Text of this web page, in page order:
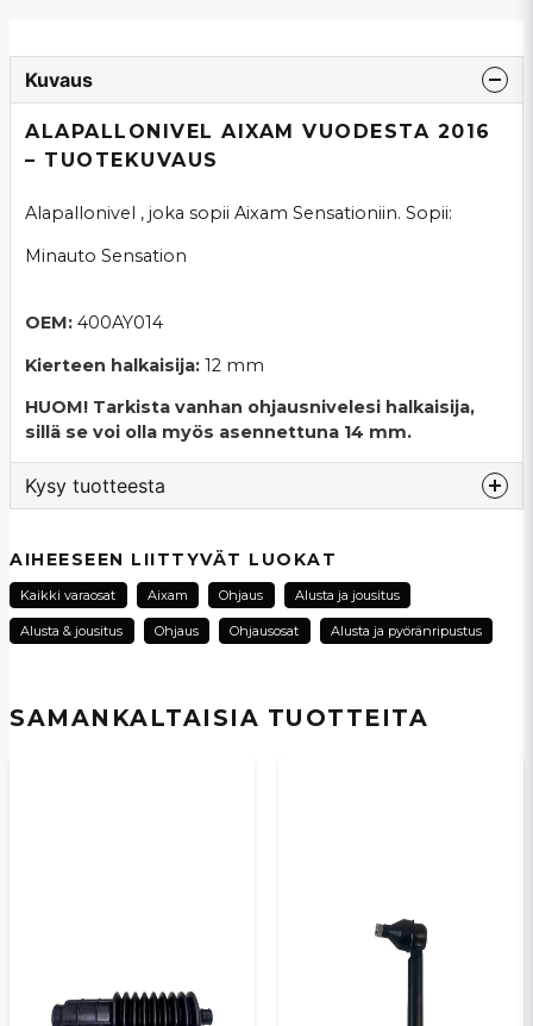
SAMANKALTAISIA ​​TUOTTEITA
Kuvaus
ALAPALLONIVEL AIXAM VUODESTA 2016
– TUOTEKUVAUS
Alapallonivel , joka sopii Aixam Sensationiin. Sopii:
Minauto Sensation
OEM: 400AY014
Kierteen halkaisija: 12 mm
HUOM! Tarkista vanhan ohjausnivelesi halkaisija,
sillä se voi olla myös asennettuna 14 mm.
Kysy tuotteesta
Kysy meiltä tästä tuotteesta...
AIHEESEEN LIITTYVÄT LUOKAT
Kaikki varaosat Aixam Ohjaus Alusta ja jousitus
Alusta & jousitus Ohjaus Ohjausosat Alusta ja pyöränripustus